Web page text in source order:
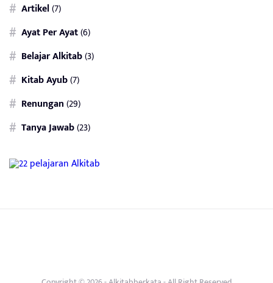
Artikel(7)
Ayat Per Ayat(6)
Belajar Alkitab(3)
Kitab Ayub(7)
Renungan(29)
Tanya Jawab(23)